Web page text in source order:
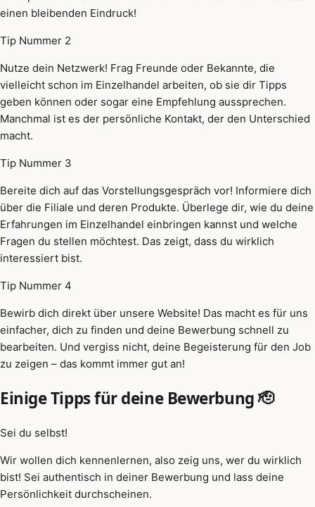
einen bleibenden Eindruck!
Tip Nummer 2
Nutze dein Netzwerk! Frag Freunde oder Bekannte, die
vielleicht schon im Einzelhandel arbeiten, ob sie dir Tipps
geben können oder sogar eine Empfehlung aussprechen.
Manchmal ist es der persönliche Kontakt, der den Unterschied
macht.
Tip Nummer 3
Bereite dich auf das Vorstellungsgespräch vor! Informiere dich
über die Filiale und deren Produkte. Überlege dir, wie du deine
Erfahrungen im Einzelhandel einbringen kannst und welche
Fragen du stellen möchtest. Das zeigt, dass du wirklich
interessiert bist.
Tip Nummer 4
Bewirb dich direkt über unsere Website! Das macht es für uns
einfacher, dich zu finden und deine Bewerbung schnell zu
bearbeiten. Und vergiss nicht, deine Begeisterung für den Job
zu zeigen – das kommt immer gut an!
Einige Tipps für deine Bewerbung 🫡
Sei du selbst!
Wir wollen dich kennenlernen, also zeig uns, wer du wirklich
bist! Sei authentisch in deiner Bewerbung und lass deine
Persönlichkeit durchscheinen.